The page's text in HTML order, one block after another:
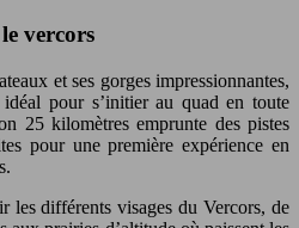
vercors
et ses gorges impressionnantes,
pour s’initier au quad en toute
25 kilomètres emprunte des pistes
pour une première expérience en
les différents visages du Vercors, de